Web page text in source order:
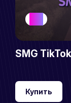
SMG TikTok
Купить